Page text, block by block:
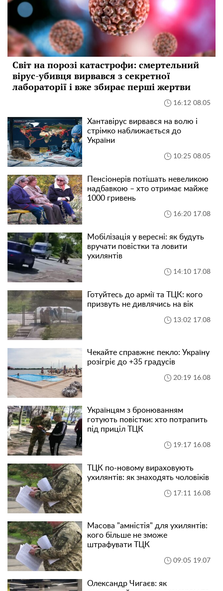
Світ на порозі катастрофи: смертельний
вірус-убивця вирвався з секретної
лабораторії і вже збирає перші жертви
16:12 08.05
Хантавірус вирвався на волю і
стрімко наближається до
України
10:25 08.05
Пенсіонерів потішать невеликою
надбавкою – хто отримає майже
1000 гривень
16:20 17.08
Мобілізація у вересні: як будуть
вручати повістки та ловити
ухилянтів
14:10 17.08
Готуйтесь до армії та ТЦК: кого
призвуть не дивлячись на вік
13:02 17.08
Чекайте справжнє пекло: Україну
розігріє до +35 градусів
20:19 16.08
Українцям з бронюванням
готують повістки: хто потрапить
під приціл ТЦК
19:17 16.08
ТЦК по-новому вираховують
ухилянтів: як знаходять чоловіків
17:11 16.08
Масова "амністія" для ухилянтів:
кого більше не зможе
штрафувати ТЦК
09:05 19.07
Олександр Чигаєв: як